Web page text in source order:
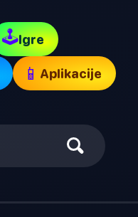
🕹Igre
📱 Aplikacije